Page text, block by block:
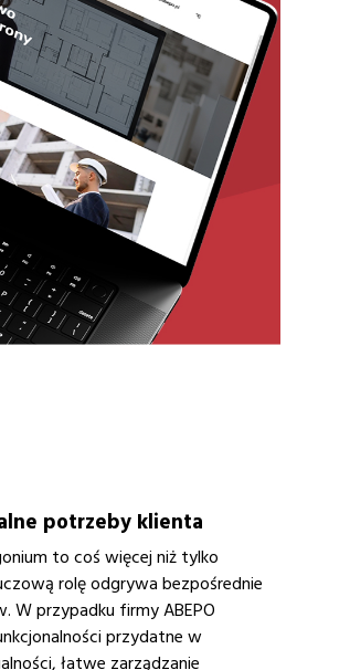
potrzeby klienta
to coś więcej niż tylko
rolę odgrywa bezpośrednie
W przypadku firmy ABEPO
przydatne w
łatwe zarządzanie